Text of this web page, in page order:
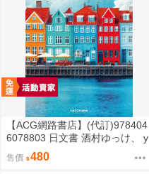
【ACG網路書店】(代訂)978404
6078803 日文書 酒村ゆっけ、 y
ukke sakamura「明るい夜に、
星を探して」
售價 480